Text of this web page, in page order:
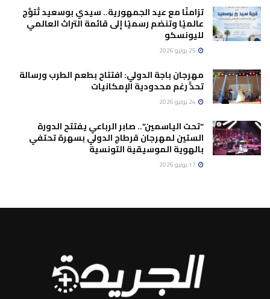
تزامنًا مع عيد الجمهورية.. سيدي بوسعيد تُتوَّج
عالميًا وتنضم رسميًا إلى قائمة التراث العالمي
لليونسكو
مهرجان باجة الدولي: افتتاح بطعم الطرب ورسالة
تحدٍّ رغم محدودية الإمكانيات
“تحت الياسمين”.. صابر الرباعي يفتتح الدورة
الستين لمهرجان قرطاج الدولي بسهرة تحتفي
بالهوية الموسيقية التونسية